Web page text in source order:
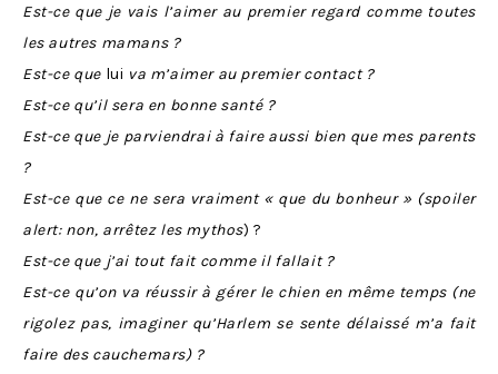
Est-ce que je vais l’aimer au premier regard comme toutes
les autres mamans ?
Est-ce que lui va m’aimer au premier contact ?
Est-ce qu’il sera en bonne santé ?
Est-ce que je parviendrai à faire aussi bien que mes parents
?
Est-ce que ce ne sera vraiment « que du bonheur » (spoiler
alert: non, arrêtez les mythos) ?
Est-ce que j’ai tout fait comme il fallait ?
Est-ce qu’on va réussir à gérer le chien en même temps (ne
rigolez pas, imaginer qu’Harlem se sente délaissé m’a fait
faire des cauchemars) ?